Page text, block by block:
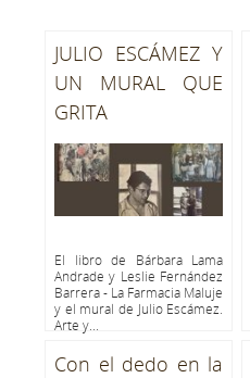
JULIO ESCÁMEZ Y
UN MURAL QUE
GRITA
El libro de Bárbara Lama
Andrade y Leslie Fernández
Barrera - La Farmacia Maluje
y el mural de Julio Escámez.
Arte y...
Con el dedo en la